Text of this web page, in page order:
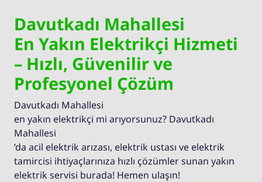
Davutkadı Mahallesi
En Yakın Elektrikçi Hizmeti
– Hızlı, Güvenilir ve
Profesyonel Çözüm
Davutkadı Mahallesi
en yakın elektrikçi mi arıyorsunuz? Davutkadı
Mahallesi
’da acil elektrik arızası, elektrik ustası ve elektrik
tamircisi ihtiyaçlarınıza hızlı çözümler sunan yakın
elektrik servisi burada! Hemen ulaşın!